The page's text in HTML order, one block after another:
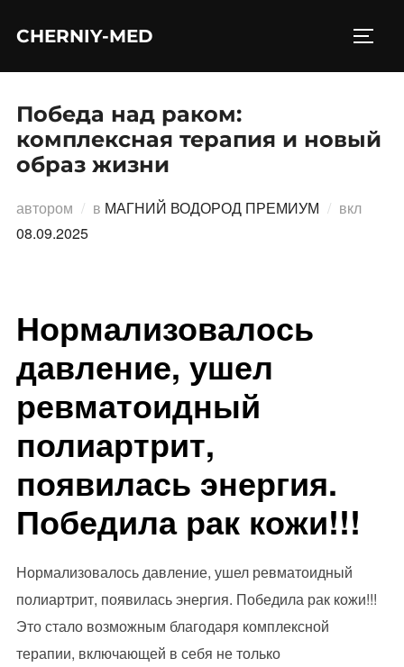
CHERNIY-MED
Победа над раком:
комплексная терапия и новый
образ жизни
автором в МАГНИЙ ВОДОРОД ПРЕМИУМ вкл
08.09.2025
Нормализовалось
давление, ушел
ревматоидный
полиартрит,
появилась энергия.
Победила рак кожи!!!
Нормализовалось давление, ушел ревматоидный
полиартрит, появилась энергия. Победила рак кожи!!!
Это стало возможным благодаря комплексной
терапии, включающей в себя не только